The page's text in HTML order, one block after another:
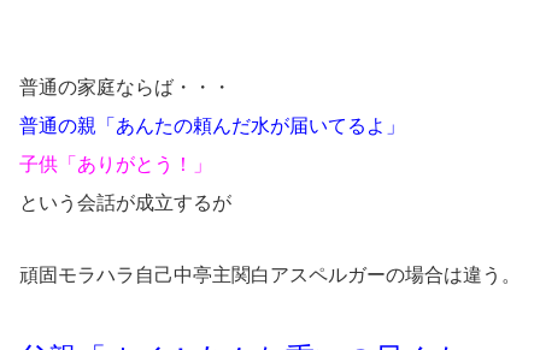
普通の家庭ならば・・・
普通の親「あんたの頼んだ水が届いてるよ」
子供「ありがとう！」
という会話が成立するが
頑固モラハラ自己中亭主関白アスペルガーの場合は違う。